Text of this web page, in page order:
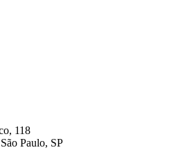
118
Paulo, SP